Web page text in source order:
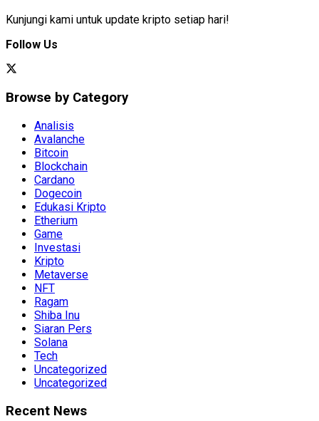
Kunjungi kami untuk update kripto setiap hari!
Follow Us
Browse by Category
Analisis
Avalanche
Bitcoin
Blockchain
Cardano
Dogecoin
Edukasi Kripto
Etherium
Game
Investasi
Kripto
Metaverse
NFT
Ragam
Shiba Inu
Siaran Pers
Solana
Tech
Uncategorized
Uncategorized
Recent News